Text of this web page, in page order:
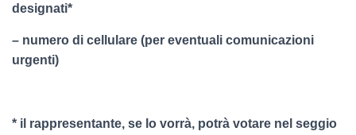
designati*
– numero di cellulare (per eventuali comunicazioni
urgenti)
* il rappresentante, se lo vorrà, potrà votare nel seggio